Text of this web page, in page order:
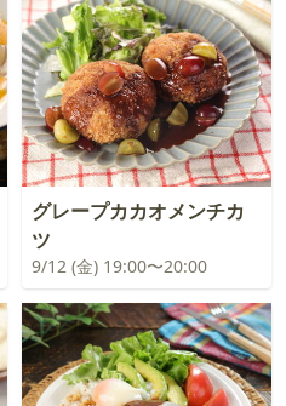
グレープカカオメンチカ
ツ
9/12 (金) 19:00〜20:00